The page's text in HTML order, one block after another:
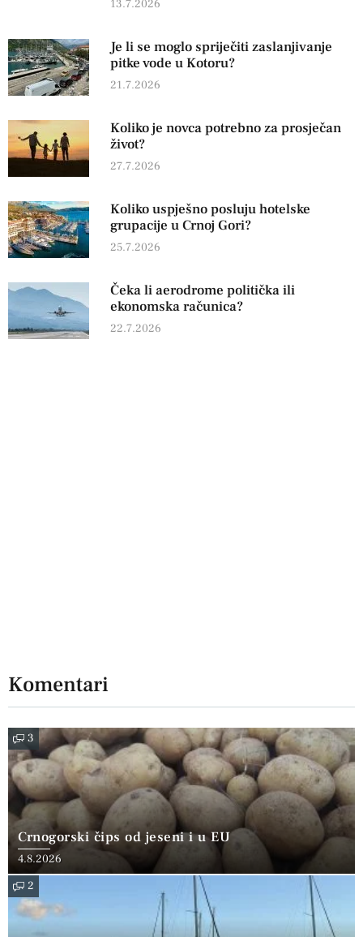
13.7.2026
Je li se moglo spriječiti zaslanjivanje
pitke vode u Kotoru?
21.7.2026
Koliko je novca potrebno za prosječan
život?
27.7.2026
Koliko uspješno posluju hotelske
grupacije u Crnoj Gori?
25.7.2026
Čeka li aerodrome politička ili
ekonomska računica?
22.7.2026
Komentari
3
Crnogorski čips od jeseni i u EU
4.8.2026
2